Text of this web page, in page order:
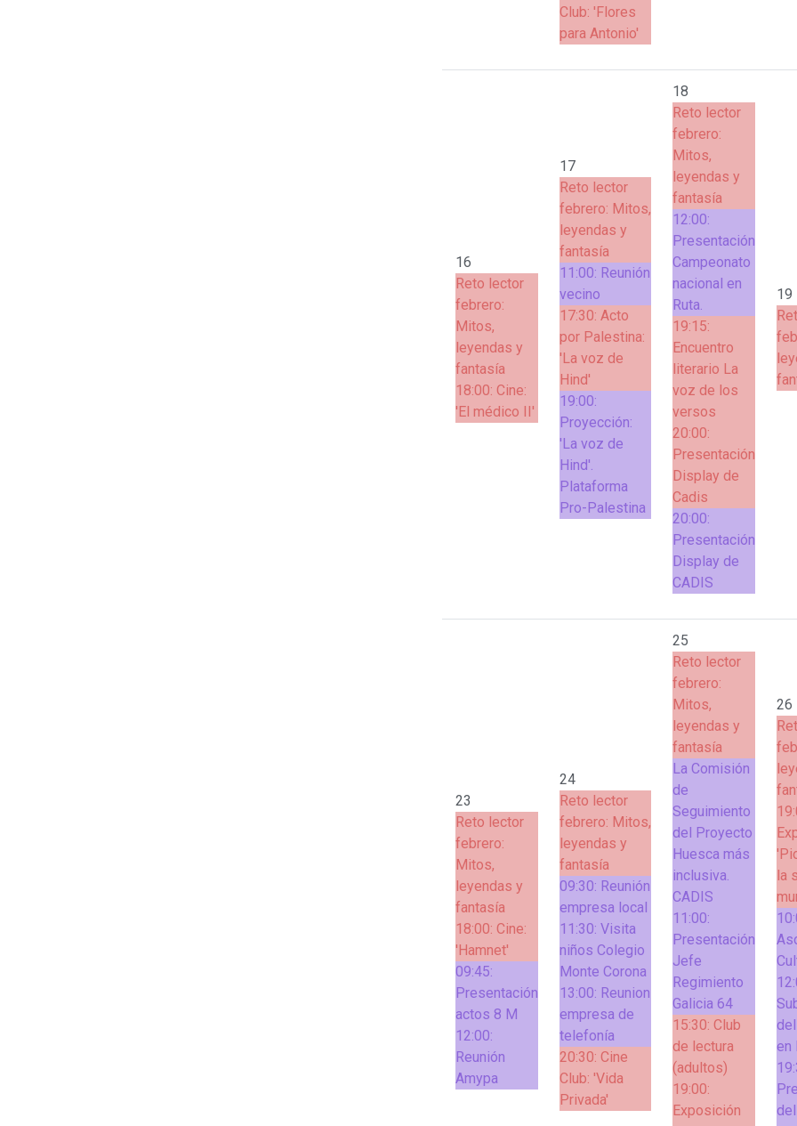
Club: 'Flores
para Antonio'
16
Reto lector
febrero:
Mitos,
leyendas y
fantasía
18:00: Cine:
'El médico II'
17
Reto lector
febrero: Mitos,
leyendas y
fantasía
11:00: Reunión
vecino
17:30: Acto
por Palestina:
'La voz de
Hind'
19:00:
Proyección:
'La voz de
Hind'.
Plataforma
Pro-Palestina
18
Reto lector
febrero:
Mitos,
leyendas y
fantasía
12:00:
Presentación
Campeonato
nacional en
Ruta.
19:15:
Encuentro
literario La
voz de los
versos
20:00:
Presentación
Display de
Cadis
20:00:
Presentación
Display de
CADIS
19
23
Reto lector
febrero:
Mitos,
leyendas y
fantasía
18:00: Cine:
'Hamnet'
09:45:
Presentación
actos 8 M
12:00:
Reunión
Amypa
24
Reto lector
febrero: Mitos,
leyendas y
fantasía
09:30: Reunión
empresa local
11:30: Visita
niños Colegio
Monte Corona
13:00: Reunion
empresa de
telefonía
20:30: Cine
Club: 'Vida
Privada'
25
Reto lector
febrero:
Mitos,
leyendas y
fantasía
La Comisión
de
Seguimiento
del Proyecto
Huesca más
inclusiva.
CADIS
11:00:
Presentación
Jefe
Regimiento
Galicia 64
15:30: Club
de lectura
(adultos)
19:00:
Exposición
26
la
en